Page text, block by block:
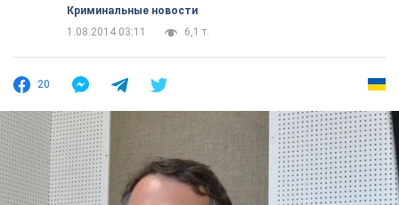
Криминальные новости
1.08.2014 03:11
6,1 т.
20